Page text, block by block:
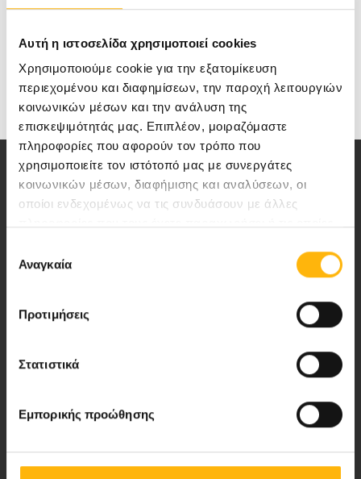
Αυτή η ιστοσελίδα χρησιμοποιεί cookies
Χρησιμοποιούμε cookie για την εξατομίκευση
περιεχομένου και διαφημίσεων, την παροχή λειτουργιών
κοινωνικών μέσων και την ανάλυση της
επισκεψιμότητάς μας. Επιπλέον, μοιραζόμαστε
πληροφορίες που αφορούν τον τρόπο που
χρησιμοποιείτε τον ιστότοπό μας με συνεργάτες
κοινωνικών μέσων, διαφήμισης και αναλύσεων, οι
οποίοι ενδεχομένως να τις συνδυάσουν με άλλες
των υπηρεσιών τους.
συγκατάθεσης
Αναγκαία
Προτιμήσεις
Στατιστικά
Εμπορικής προώθησης
mail:general@iaso.gr
Αποστολή μας να παρέχουμε υψηλής
Εκδηλώσεις